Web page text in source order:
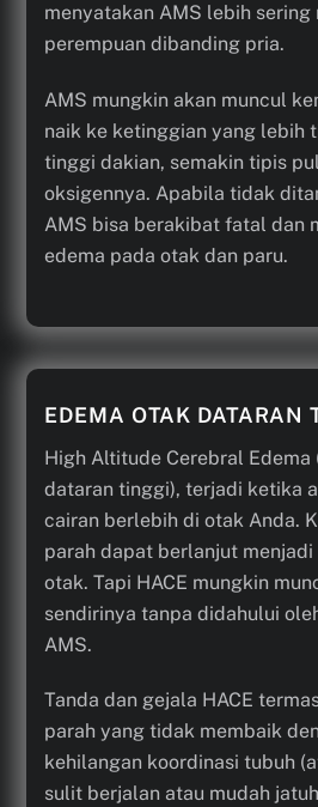
menyatakan AMS lebih sering
perempuan dibanding pria.
AMS mungkin akan muncul
naik ke ketinggian yang lebih
tinggi dakian, semakin tipis
oksigennya. Apabila tidak
AMS bisa berakibat fatal dan
edema pada otak dan paru.
EDEMA OTAK DATARAN
High Altitude Cerebral Edema
dataran tinggi), terjadi ketika
cairan berlebih di otak Anda.
parah dapat berlanjut menjadi
otak. Tapi HACE mungkin
sendirinya tanpa didahului
AMS.
Tanda dan gejala HACE
parah yang tidak membaik
kehilangan koordinasi tubuh
sulit berjalan atau mudah